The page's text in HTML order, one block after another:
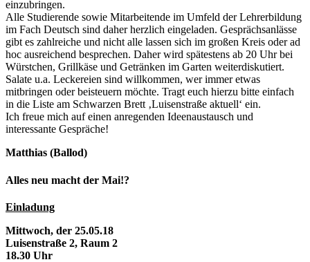
einzubringen.
Alle Studierende sowie Mitarbeitende im Umfeld der Lehrerbildung
im Fach Deutsch sind daher herzlich eingeladen. Gesprächsanlässe
gibt es zahlreiche und nicht alle lassen sich im großen Kreis oder ad
hoc ausreichend besprechen. Daher wird spätestens ab 20 Uhr bei
Würstchen, Grillkäse und Getränken im Garten weiterdiskutiert.
Salate u.a. Leckereien sind willkommen, wer immer etwas
mitbringen oder beisteuern möchte. Tragt euch hierzu bitte einfach
in die Liste am Schwarzen Brett ‚Luisenstraße aktuell‘ ein.
Ich freue mich auf einen anregenden Ideenaustausch und
interessante Gespräche!
Matthias (Ballod)
Alles neu macht der Mai!?
Einladung
Mittwoch, der 25.05.18
Luisenstraße 2, Raum 2
18.30 Uhr